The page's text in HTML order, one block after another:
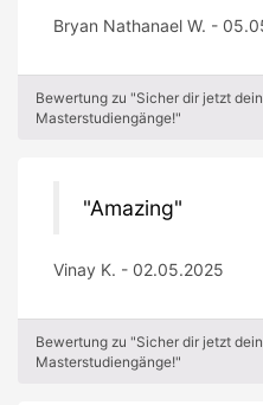
Bryan Nathanael W. -
Bewertung zu "Sicher dir jetzt
Masterstudiengänge!"
Amazing
Vinay K. - 02.05.2025
Bewertung zu "Sicher dir jetzt
Masterstudiengänge!"